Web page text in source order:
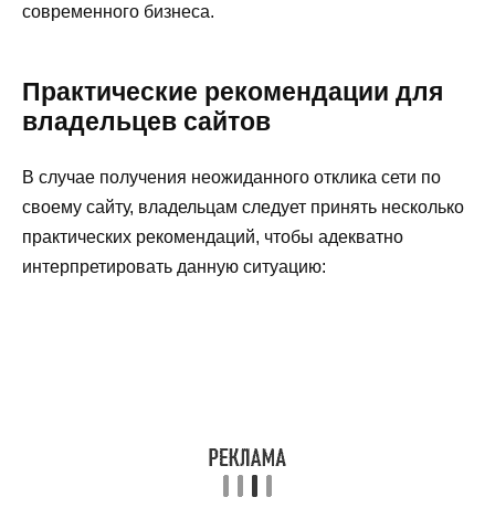
современного бизнеса.
Практические рекомендации для
владельцев сайтов
В случае получения неожиданного отклика сети по
своему сайту, владельцам следует принять несколько
практических рекомендаций, чтобы адекватно
интерпретировать данную ситуацию: